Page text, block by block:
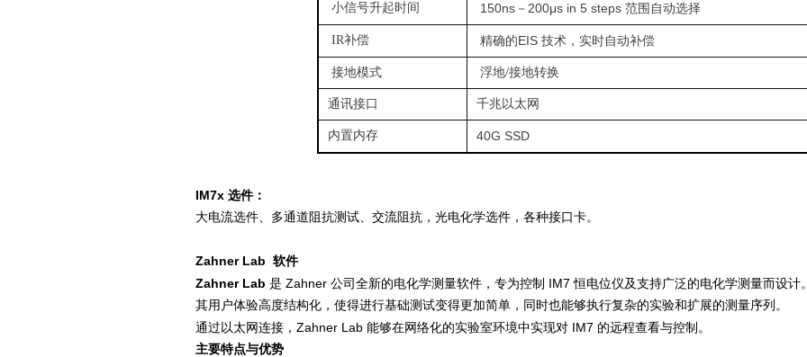
小信号升起时间 150ns－200μs in 5 steps 范围自动选择
IR补偿 精确的EIS 技术，实时自动补偿
接地模式 浮地/接地转换
通讯接口 千兆以太网
内置内存 40G SSD
IM7x 选件：
大电流选件、多通道阻抗测试、交流阻抗，光电化学选件，各种接口卡。
Zahner Lab 软件
Zahner Lab 是 Zahner 公司全新的电化学测量软件，专为控制 IM7恒电位仪及支持广泛的电化学测量而设计
其用户体验高度结构化，使得进行基础测试变得更加简单，同时也能够执行复杂的实验和扩展的测量序列。
通过以太网连接， Zahner Lab 能够在网络化的实验室环境中实现对 IM7 的远程查看与控制。
主要特点与优势